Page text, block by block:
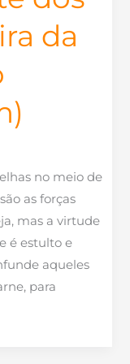
da
no meio de
as forças
mas a virtude
é estulto e
aqueles
para